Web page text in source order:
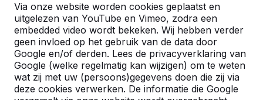
Via onze website worden cookies geplaatst en
uitgelezen van YouTube en Vimeo, zodra een
embedded video wordt bekeken. Wij hebben verder
geen invloed op het gebruik van de data door
Google en/of derden. Lees de privacyverklaring van
Google (welke regelmatig kan wijzigen) om te weten
wat zij met uw (persoons)gegevens doen die zij via
deze cookies verwerken. De informatie die Google
Zie ook
Beek -
Beek
Beek-
Gendt Millingen